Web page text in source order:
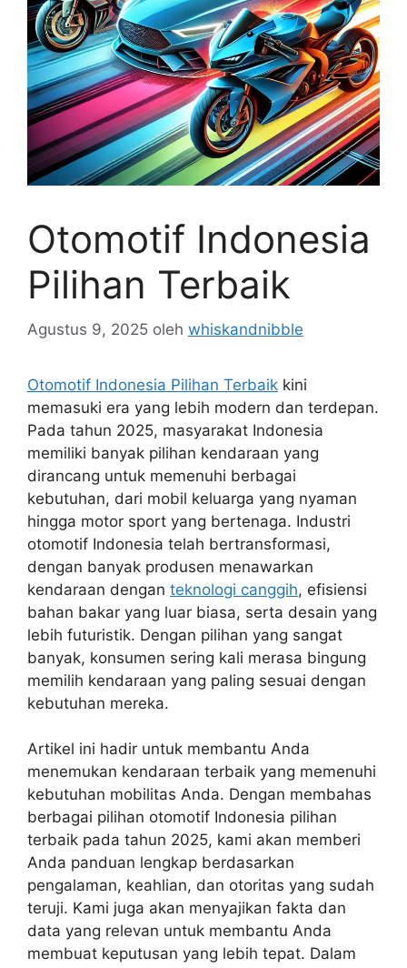
Otomotif Indonesia
Pilihan Terbaik
Agustus 9, 2025 oleh whiskandnibble
Otomotif Indonesia Pilihan Terbaik kini
memasuki era yang lebih modern dan terdepan.
Pada tahun 2025, masyarakat Indonesia
memiliki banyak pilihan kendaraan yang
dirancang untuk memenuhi berbagai
kebutuhan, dari mobil keluarga yang nyaman
hingga motor sport yang bertenaga. Industri
otomotif Indonesia telah bertransformasi,
dengan banyak produsen menawarkan
kendaraan dengan teknologi canggih, efisiensi
bahan bakar yang luar biasa, serta desain yang
lebih futuristik. Dengan pilihan yang sangat
banyak, konsumen sering kali merasa bingung
memilih kendaraan yang paling sesuai dengan
kebutuhan mereka.
Artikel ini hadir untuk membantu Anda
menemukan kendaraan terbaik yang memenuhi
kebutuhan mobilitas Anda. Dengan membahas
berbagai pilihan otomotif Indonesia pilihan
terbaik pada tahun 2025, kami akan memberi
Anda panduan lengkap berdasarkan
pengalaman, keahlian, dan otoritas yang sudah
teruji. Kami juga akan menyajikan fakta dan
data yang relevan untuk membantu Anda
membuat keputusan yang lebih tepat. Dalam